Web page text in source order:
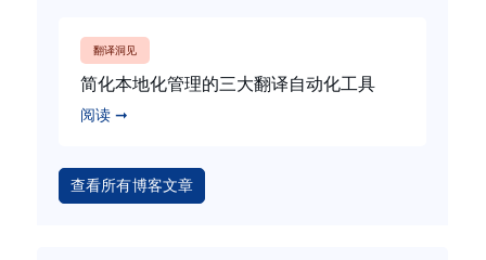
翻译洞见
简化本地化管理的三大翻译自动化工具
阅读 ➞
查看所有博客文章